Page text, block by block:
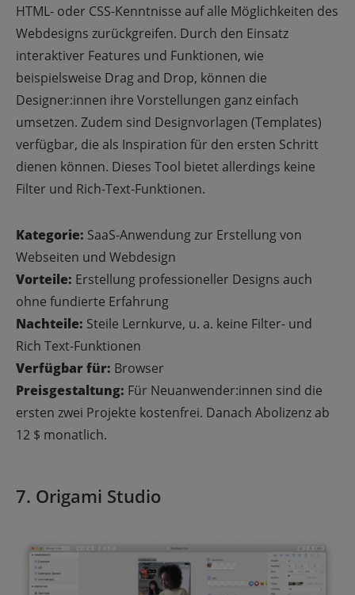
HTML- oder CSS-Kenntnisse auf alle Möglichkeiten des
Webdesigns zurückgreifen. Durch den Einsatz
interaktiver Features und Funktionen, wie
beispielsweise Drag and Drop, können die
Designer:innen ihre Vorstellungen ganz einfach
umsetzen. Zudem sind Designvorlagen (Templates)
verfügbar, die als Inspiration für den ersten Schritt
dienen können. Dieses Tool bietet allerdings keine
Filter und Rich-Text-Funktionen.
Kategorie: SaaS-Anwendung zur Erstellung von
Webseiten und Webdesign
Vorteile: Erstellung professioneller Designs auch
ohne fundierte Erfahrung
Nachteile: Steile Lernkurve, u. a. keine Filter- und
Rich Text-Funktionen
Verfügbar für: Browser
Preisgestaltung: Für Neuanwender:innen sind die
ersten zwei Projekte kostenfrei. Danach Abolizenz ab
12 $ monatlich.
7. Origami Studio